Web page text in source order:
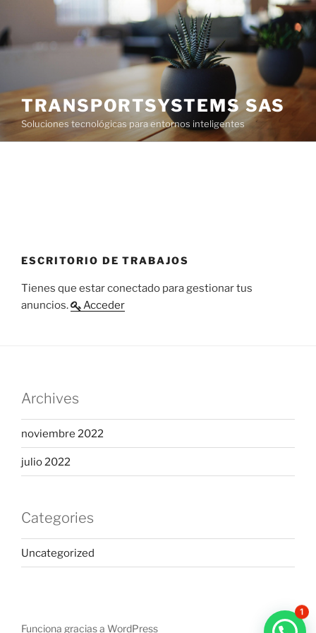
al
contenido
TRANSPORTSYSTEMS SAS
Soluciones tecnológicas para entornos inteligentes
ESCRITORIO DE TRABAJOS
Tienes que estar conectado para gestionar tus
anuncios.
Acceder
Archives
noviembre 2022
julio 2022
Categories
Uncategorized
Funciona gracias a WordPress
1